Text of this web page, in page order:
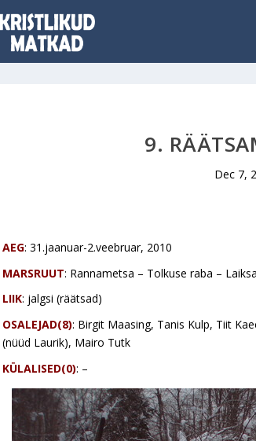
9.
Dec 7,
AEG: 31.jaanuar-2.veebruar, 2010
MARSRUUT: Rannametsa – Tolkuse raba –
LIIK: jalgsi (räätsad)
OSALEJAD(8): Birgit Maasing, Tanis Kulp, Tiit
(nüüd Laurik), Mairo Tutk
KÜLALISED(0): –